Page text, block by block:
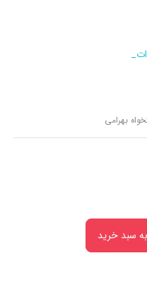
بهرامی
سبد خرید